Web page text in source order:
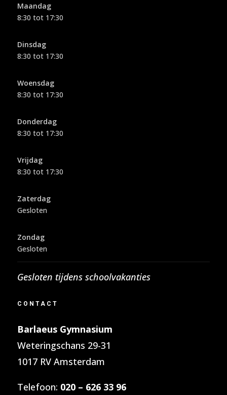
Maandag
8:30 tot 17:30
Dinsdag
8:30 tot 17:30
Woensdag
8:30 tot 17:30
Donderdag
8:30 tot 17:30
Vrijdag
8:30 tot 17:30
Zaterdag
Gesloten
Zondag
Gesloten
Gesloten tijdens schoolvakanties
CONTACT
Barlaeus Gymnasium
Weteringschans 29-31
1017 RV Amsterdam
Telefoon: 020 – 626 33 96